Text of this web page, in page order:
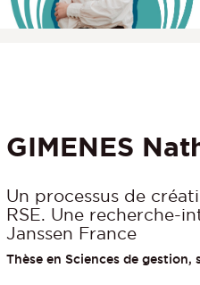
GIMENES
Un processus de
RSE. Une recherche-
Janssen France
Thèse en Sciences de gestion,